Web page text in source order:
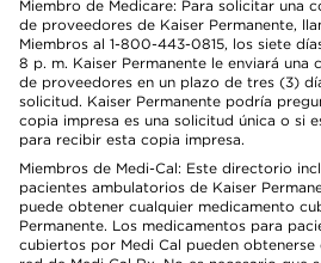
Miembro de Medicare: Para solicitar una
de proveedores de Kaiser Permanente,
Miembros al 1-800-443-0815, los siete
8 p. m. Kaiser Permanente le enviará
de proveedores en un plazo de tres (3)
solicitud. Kaiser Permanente podría
copia impresa es una solicitud única o si
para recibir esta copia impresa.
Miembros de Medi-Cal: Este directorio
pacientes ambulatorios de Kaiser
puede obtener cualquier medicamento
Permanente. Los medicamentos para
cubiertos por Medi Cal pueden obtenerse